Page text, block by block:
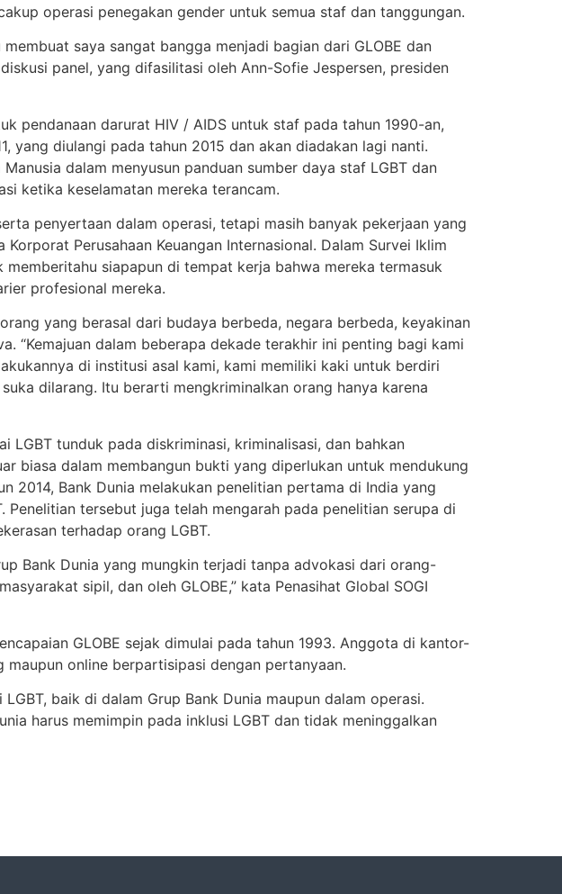
operasi penegakan gender untuk semua staf dan tanggungan.
saya sangat bangga menjadi bagian dari GLOBE dan
panel, yang difasilitasi oleh Ann-Sofie Jespersen, presiden
pendanaan darurat HIV / AIDS untuk staf pada tahun 1990-an,
yang diulangi pada tahun 2015 dan akan diadakan lagi nanti.
dalam menyusun panduan sumber daya staf LGBT dan
ketika keselamatan mereka terancam.
penyertaan dalam operasi, tetapi masih banyak pekerjaan yang
Perusahaan Keuangan Internasional. Dalam Survei Iklim
siapapun di tempat kerja bahwa mereka termasuk
profesional mereka.
yang berasal dari budaya berbeda, negara berbeda, keyakinan
“Kemajuan dalam beberapa dekade terakhir ini penting bagi kami
di institusi asal kami, kami memiliki kaki untuk berdiri
dilarang. Itu berarti mengkriminalkan orang hanya karena
tunduk pada diskriminasi, kriminalisasi, dan bahkan
biasa dalam membangun bukti yang diperlukan untuk mendukung
2014, Bank Dunia melakukan penelitian pertama di India yang
tersebut juga telah mengarah pada penelitian serupa di
terhadap orang LGBT.
Bank Dunia yang mungkin terjadi tanpa advokasi dari orang-
sipil, dan oleh GLOBE,” kata Penasihat Global SOGI
GLOBE sejak dimulai pada tahun 1993. Anggota di kantor-
online berpartisipasi dengan pertanyaan.
baik di dalam Grup Bank Dunia maupun dalam operasi.
harus memimpin pada inklusi LGBT dan tidak meninggalkan